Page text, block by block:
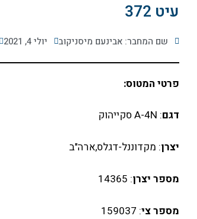
עיט 372
שם המחבר: אבינעם מיסניקוב יולי 4, 2021
פרטי המטוס:
דגם: A-4N סקייהוק
יצרן: מקדוננל-דגלס,ארה"ב
מספר יצרן: 14365
מספר צי: 159037